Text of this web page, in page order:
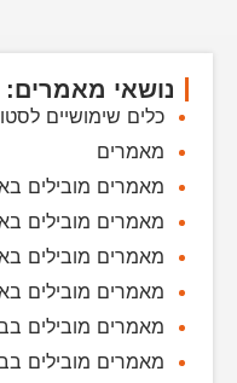
נושאי מאמרים:
כלים שימושיים
מאמרים
מאמרים מובילים
מאמרים מובילים
מאמרים מובילים
מאמרים מובילים
מאמרים מובילים
מאמרים מובילים